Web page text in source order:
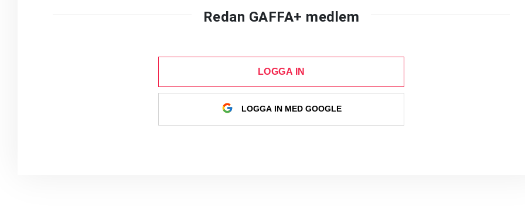
Redan GAFFA+ medlem
LOGGA IN
LOGGA IN MED GOOGLE